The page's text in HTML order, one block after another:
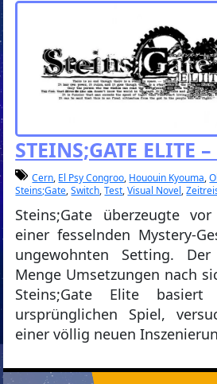
STEINS;GATE ELITE –
Cern, El Psy Congroo, Hououin Kyouma,
Steins;Gate,Switch,Test,Visual Novel,
Steins;Gate überzeugte
einer fesselnden Mystery-
ungewohnten Setting.
Menge Umsetzungen nach
Steins;Gate Elite
ursprünglichen Spiel,
einer völlig neuen